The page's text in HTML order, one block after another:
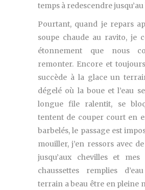
temps à redescendre
Pourtant, quand je repars
soupe chaude au ravito, je
étonnement que nous
remonter. Encore et
succède à la glace un
dégelé où la boue et l’eau
longue file ralentit, se
tentent de couper court en
barbelés, le passage est
mouiller, j’en ressors avec
jusqu’aux chevilles et
chaussettes remplies
terrain a beau être en pleine